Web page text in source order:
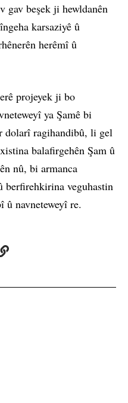
gav beşek ji hewldanên
karsaziyê û
herêmî û
projeyek ji bo
ya Şamê bi
dolarî ragihandibû, li gel
balafirgehên Şam û
nû, bi armanca
berfirehkirina veguhastin
û navneteweyî re.